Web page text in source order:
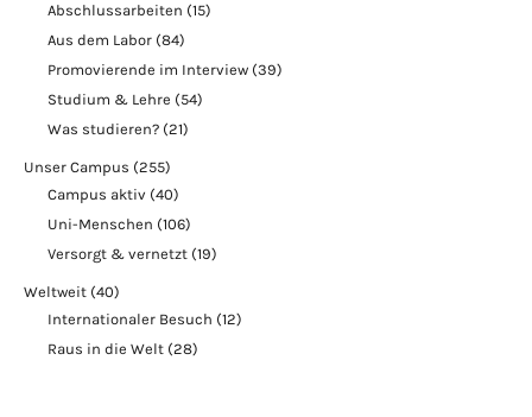
Abschlussarbeiten (15)
Aus dem Labor (84)
Promovierende im Interview (39)
Studium & Lehre (54)
Was studieren? (21)
Unser Campus (255)
Campus aktiv (40)
Uni-Menschen (106)
Versorgt & vernetzt (19)
Weltweit (40)
Internationaler Besuch (12)
Raus in die Welt (28)